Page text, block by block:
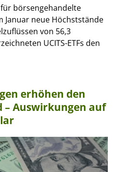
börsengehandelte
Januar neue Höchststände
von 56,3
UCITS-ETFs den
erhöhen den
– Auswirkungen auf